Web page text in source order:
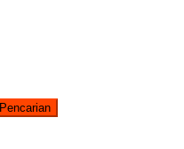
Pencarian